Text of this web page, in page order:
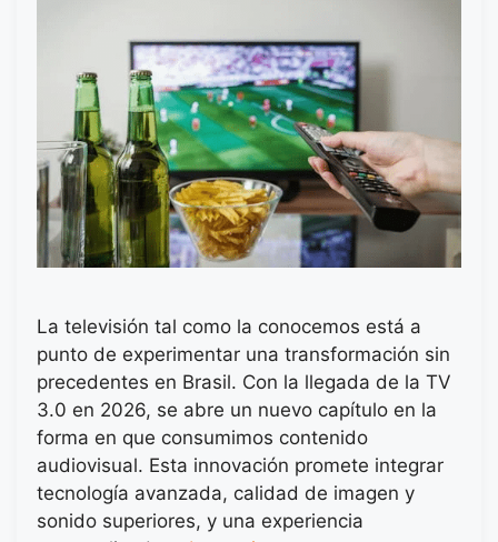
La televisión tal como la conocemos está a
punto de experimentar una transformación sin
precedentes en Brasil. Con la llegada de la TV
3.0 en 2026, se abre un nuevo capítulo en la
forma en que consumimos contenido
audiovisual. Esta innovación promete integrar
tecnología avanzada, calidad de imagen y
sonido superiores, y una experiencia